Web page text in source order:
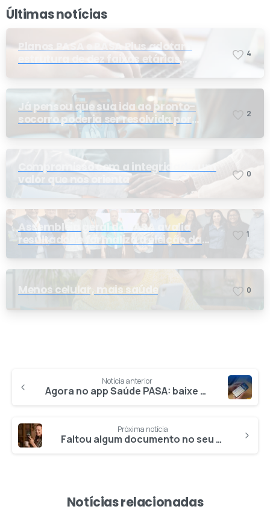
Últimas notícias
Planos PASA e PASA Plus adotam
estrutura de dez faixas etárias
conforme exigência da ANS e do STF
4
Já pensou que sua ida ao pronto-
socorro poderia ser resolvida por
telemedicina?
2
Compromisso com a integridade: um
valor que nos orienta
0
Assembleia geral do PASA avalia
resultados e formaliza a eleição da
nova conselheira
1
Menos celular, mais saúde 0
Notícia anterior
Agora no app Saúde PASA: baixe a 2ª via do boleto
Próxima notícia
Faltou algum documento no seu pedido de reembolso? É só fazer a complementação
Notícias relacionadas